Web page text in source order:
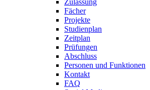
Zulassung
Fächer
Projekte
Studienplan
Zeitplan
Prüfungen
Abschluss
Personen und Funktionen
Kontakt
FAQ